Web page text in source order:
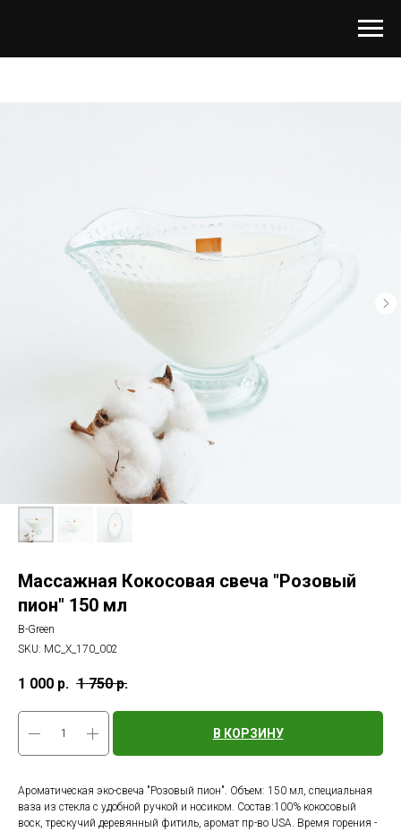
Массажная Кокосовая свеча "Розовый
пион" 150 мл
B-Green
SKU: МС_Х_170_002
1 000 р. 1 750 р.
В КОРЗИНУ
Ароматическая эко-свеча "Розовый пион". Объем: 150 мл, специальная
ваза из стекла с удобной ручкой и носиком. Состав:100% кокосовый
воск, трескучий деревянный фитиль, аромат пр-во USA. Время горения -